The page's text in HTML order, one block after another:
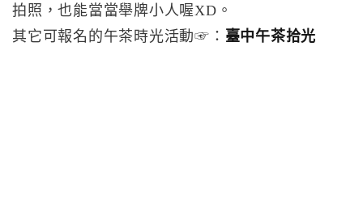
拍照，也能當當舉牌小人喔XD。
其它可報名的午茶時光活動☞： 臺中午茶拾光